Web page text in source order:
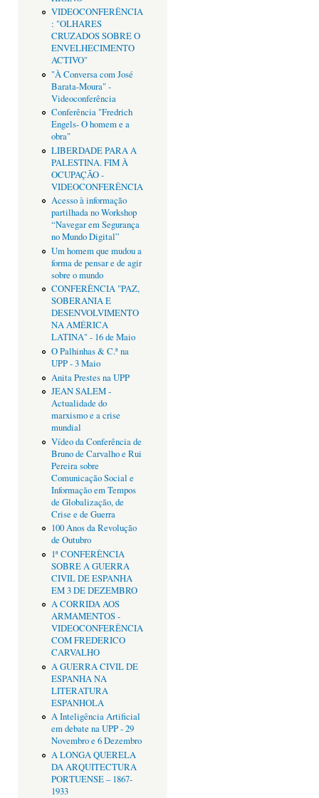
VIDEOCONFERÊNCIA
: "OLHARES
CRUZADOS SOBRE O
ENVELHECIMENTO
ACTIVO"
"À Conversa com José
Barata-Moura" -
Videoconferência
Conferência "Fredrich
Engels- O homem e a
obra"
LIBERDADE PARA A
PALESTINA. FIM À
OCUPAÇÃO -
VIDEOCONFERÊNCIA
Acesso à informação
partilhada no Workshop
“Navegar em Segurança
no Mundo Digital”
Um homem que mudou a
forma de pensar e de agir
sobre o mundo
CONFERÊNCIA "PAZ,
SOBERANIA E
DESENVOLVIMENTO
NA AMÉRICA
LATINA" - 16 de Maio
O Palhinhas & C.ª na
UPP - 3 Maio
Anita Prestes na UPP
JEAN SALEM -
Actualidade do
marxismo e a crise
mundial
Vídeo da Conferência de
Bruno de Carvalho e Rui
Pereira sobre
Comunicação Social e
Informação em Tempos
de Globalização, de
Crise e de Guerra
100 Anos da Revolução
de Outubro
1ª CONFERÊNCIA
SOBRE A GUERRA
CIVIL DE ESPANHA
EM 3 DE DEZEMBRO
A CORRIDA AOS
ARMAMENTOS -
VIDEOCONFERÊNCIA
COM FREDERICO
CARVALHO
A GUERRA CIVIL DE
ESPANHA NA
LITERATURA
ESPANHOLA
A Inteligência Artificial
em debate na UPP - 29
Novembro e 6 Dezembro
A LONGA QUERELA
DA ARQUITECTURA
PORTUENSE – 1867-
1933